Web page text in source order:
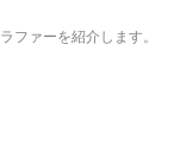
ファーを紹介します。